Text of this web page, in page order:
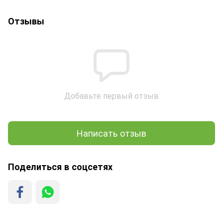
Отзывы
Добавьте первый отзыв
Написать отзыв
Поделиться в соцсетях